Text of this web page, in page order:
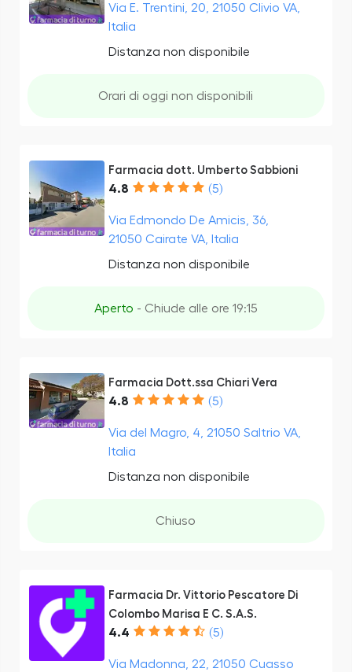
Via E. Trentini, 20, 21050 Clivio VA,
Italia
Distanza non disponibile
Orari di oggi non disponibili
Farmacia dott. Umberto Sabbioni
4.8 (5)
Via Edmondo De Amicis, 36,
21050 Cairate VA, Italia
Distanza non disponibile
Aperto - Chiude alle ore 19:15
Farmacia Dott.ssa Chiari Vera
4.8 (5)
Via del Magro, 4, 21050 Saltrio VA,
Italia
Distanza non disponibile
Chiuso
Farmacia Dr. Vittorio Pescatore Di
Colombo Marisa E C. S.A.S.
4.4 (5)
Via Madonna, 22, 21050 Cuasso